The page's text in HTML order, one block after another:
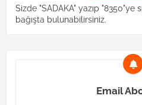
Sizde "SADAKA" yazıp
bağışta bulunabilirsiniz.
Email